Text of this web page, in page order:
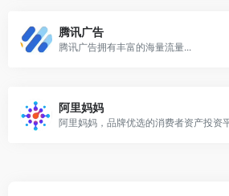
腾讯广告
腾讯广告拥有丰富的海量流量...
阿里妈妈